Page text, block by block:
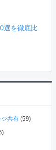
選を徹底比
ジ共有 (59)